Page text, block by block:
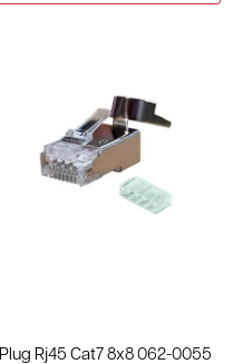
Plug Rj45 Cat7 8x8 062-0055